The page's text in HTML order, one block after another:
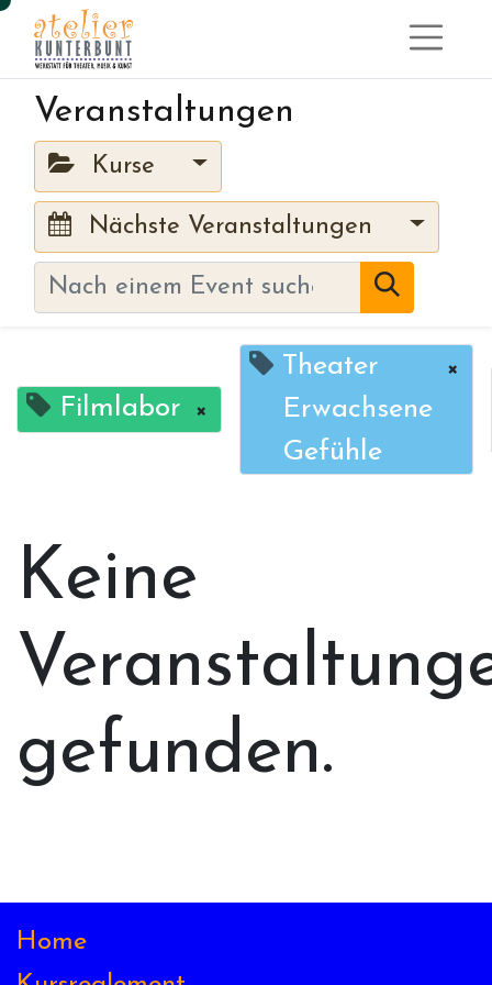
Veranstaltungen
Kurse
Nächste Veranstaltungen
Filmlabor ×
Theater
Erwachsene
Gefühle
×
Keine
gefunden.
Home